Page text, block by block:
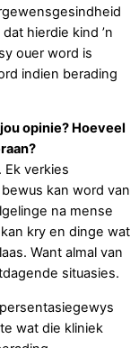
hierdie kind ’n
ouer word is
indien berading
opinie? Hoeveel
Ek verkies
kan word van
na mense
kry en dinge wat
Want almal van
situasies.
wat die kliniek